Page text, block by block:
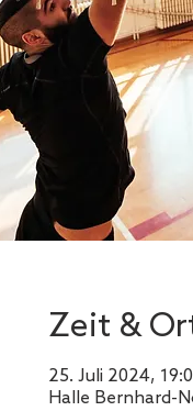
Zeit &
25. Juli 2024,
Halle Bernhard-